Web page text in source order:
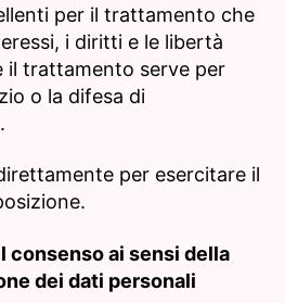
per il trattamento che
i diritti e le libertà
il trattamento serve per
o la difesa di
per esercitare il
consenso ai sensi della
dei dati personali